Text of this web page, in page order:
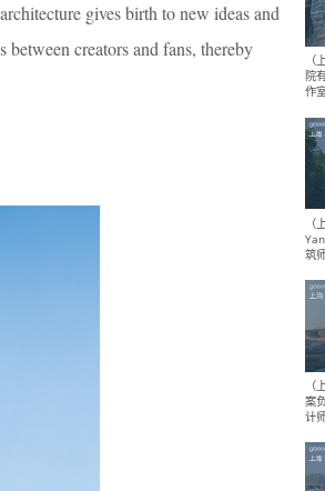
gives birth to new ideas and
between creators and fans, thereby